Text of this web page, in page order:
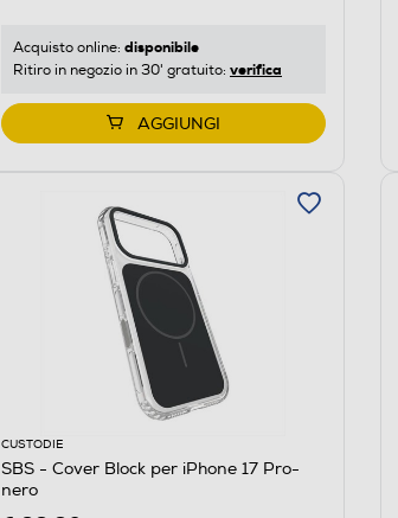
Acquisto online: disponibile
Ritiro in negozio in 30' gratuito: verifica
AGGIUNGI
CUSTODIE
SBS - Cover Block per iPhone 17 Pro-
nero